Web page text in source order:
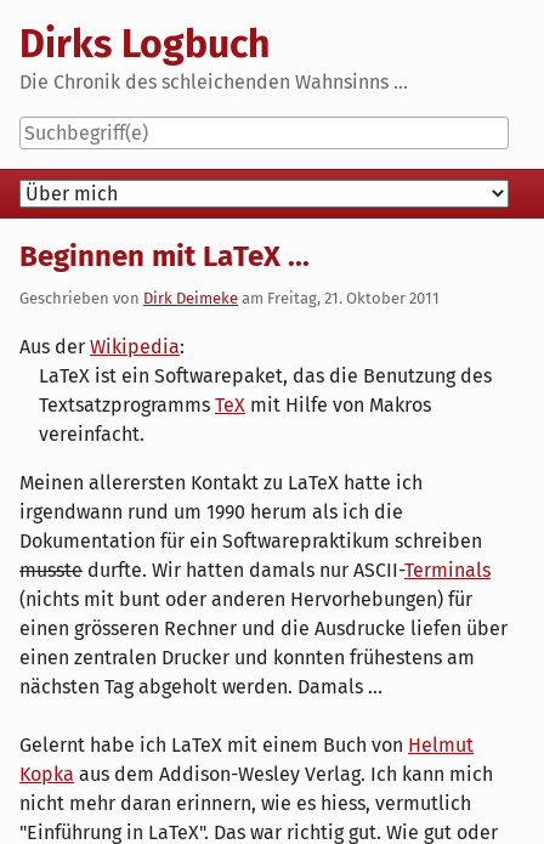
content
Dirks Logbuch
Die Chronik des schleichenden Wahnsinns ...
Navigation
Beginnen mit LaTeX ...
Geschrieben von Dirk Deimeke am Freitag, 21. Oktober 2011
Aus der Wikipedia:
LaTeX ist ein Softwarepaket, das die Benutzung des
Textsatzprogramms TeX mit Hilfe von Makros
vereinfacht.
Meinen allerersten Kontakt zu LaTeX hatte ich
irgendwann rund um 1990 herum als ich die
Dokumentation für ein Softwarepraktikum schreiben
musste durfte. Wir hatten damals nur ASCII-Terminals
(nichts mit bunt oder anderen Hervorhebungen) für
einen grösseren Rechner und die Ausdrucke liefen über
einen zentralen Drucker und konnten frühestens am
nächsten Tag abgeholt werden. Damals ...
Gelernt habe ich LaTeX mit einem Buch von Helmut
Kopka aus dem Addison-Wesley Verlag. Ich kann mich
nicht mehr daran erinnern, wie es hiess, vermutlich
"Einführung in LaTeX". Das war richtig gut. Wie gut oder